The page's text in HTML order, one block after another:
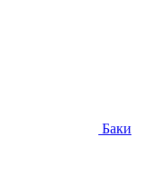
Баки